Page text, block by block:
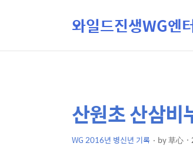
와일드진생WG
상
세
컨
본
문
제
산원초 산삼비
WG 2016년 병신년 기록 by草心